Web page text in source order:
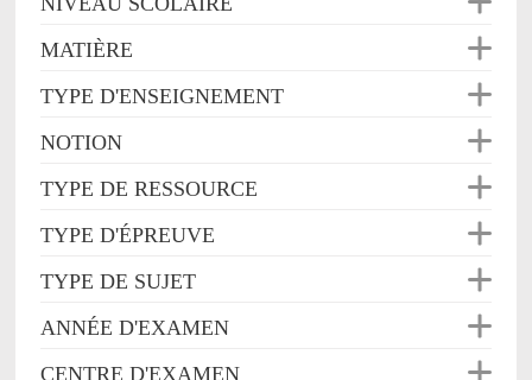
MATIÈRE
TYPE D'ENSEIGNEMENT
NOTION
TYPE DE RESSOURCE
TYPE D'ÉPREUVE
TYPE DE SUJET
ANNÉE D'EXAMEN
CENTRE D'EXAMEN